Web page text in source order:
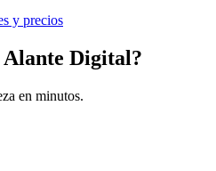
y precios
Digital?
en minutos.